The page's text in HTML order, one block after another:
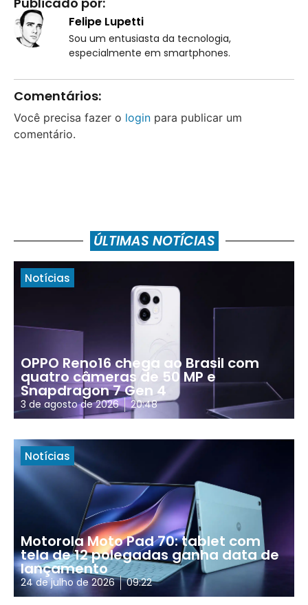
Felipe Lupetti
Sou um entusiasta da tecnologia,
especialmente em smartphones.
Comentários:
Você precisa fazer o login para publicar um
comentário.
ÚLTIMAS NOTÍCIAS
Notícias
OPPO Reno16 chega ao Brasil com
quatro câmeras de 50 MP e
Snapdragon 7 Gen 4
3 de agosto de 2026 20:48
Notícias
Motorola Moto Pad 70: tablet com
tela de 12 polegadas ganha data de
lançamento
24 de julho de 2026 09:22